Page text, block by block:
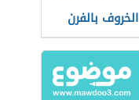
الخروف بالفرن